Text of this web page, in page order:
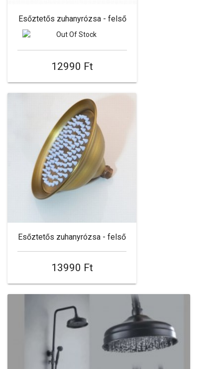
Esőztetős zuhanyrózsa - felső
12990 Ft
Esőztetős zuhanyrózsa - felső
13990 Ft